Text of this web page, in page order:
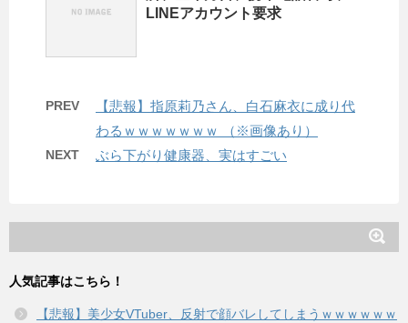
LINEアカウント要求
PREV
【悲報】指原莉乃さん、白石麻衣に成り代
わるｗｗｗｗｗｗｗ （※画像あり）
NEXT ぶら下がり健康器、実はすごい
人気記事はこちら！
【悲報】美少女VTuber、反射で顔バレしてしまうｗｗｗｗｗｗ